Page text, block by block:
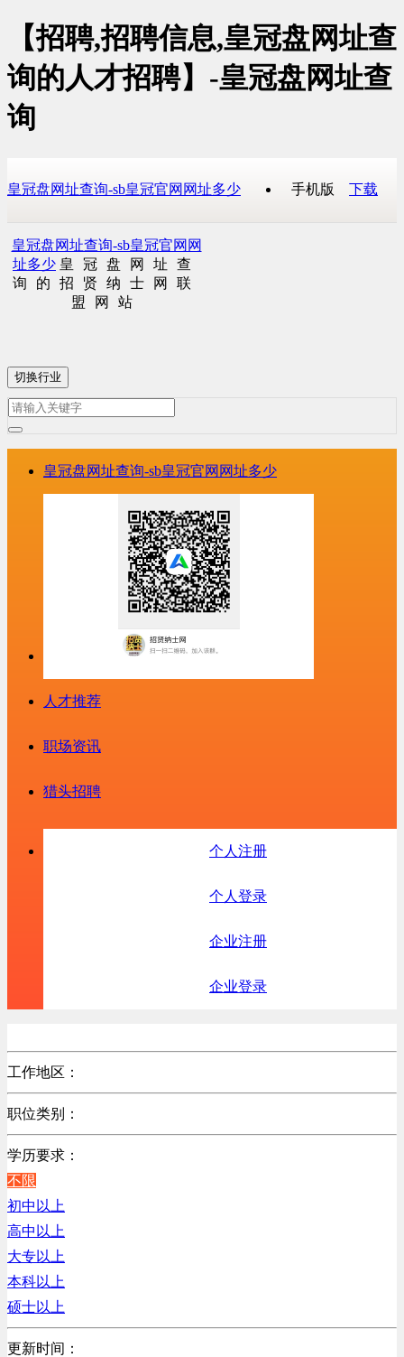
【招聘,招聘信息,皇冠盘网址查
询的人才招聘】-皇冠盘网址查
询
皇冠盘网址查询-sb皇冠官网网址多少 手机版 下载
皇冠盘网址查询-sb皇冠官网网
址多少 皇冠盘网址查
询的招贤纳士网联
盟网站
切换行业
皇冠盘网址查询-sb皇冠官网网址多少
人才推荐
职场资讯
猎头招聘
个人注册
个人登录
企业注册
企业登录
工作地区：
不限
上海
浙江
广东
江苏
黑龙江
北京
职位类别：
不限
生产/加工/认证类
机械制造/仪器仪表类
汽车/交通类
技工/维修类
贸易/物流/仓储/采购类
电力电气/能源/自动化
销售管理类
销售类
学历要求：
不限
初中以上
高中以上
大专以上
本科以上
硕士以上
更新时间：